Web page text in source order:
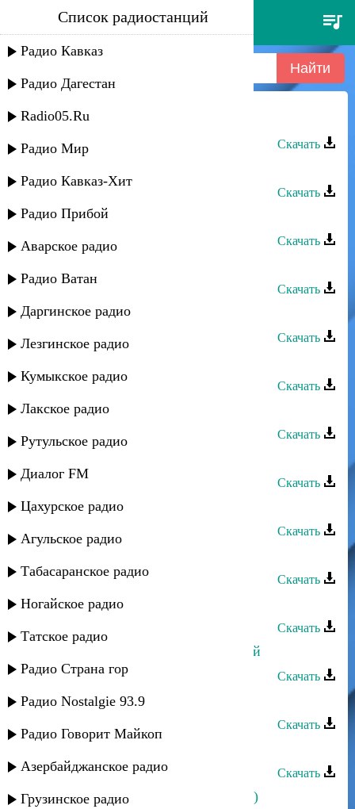
эльчин давудов - почему
Список радиостанций
Радио Кавказ
Радио Дагестан
Radio05.Ru
Радио Мир
Радио Кавказ-Хит
Радио Прибой
Аварское радио
Радио Ватан
Даргинское радио
Лезгинское радио
Кумыкское радио
Лакское радио
Рутульское радио
Диалог FM
Цахурское радио
Агульское радио
Табасаранское радио
Ногайское радио
Татское радио
Радио Страна гор
Радио Nostalgie 93.9
Радио Говорит Майкоп
Азербайджанское радио
Грузинское радио
Эльчин Давудов - Почему
Скачать
Скачать
Эльчин Давудов - Дагыстан
Скачать
Скачать
Эльчин Давудов - Канаваз
Скачать
Скачать
Эльчин Давудов - Лезгинка
Скачать
Скачать
Эльчин Давудов - Xалида
Скачать
Скачать
Эльчин Давудов - Зи вас хайран
Скачать
Эльчин Давудов - Йыхъбышда ичий
Скачать
Эльчин Давудов - Даватбы
Скачать
Скачать
Эльчин Давудов - Саида (Закаталы)